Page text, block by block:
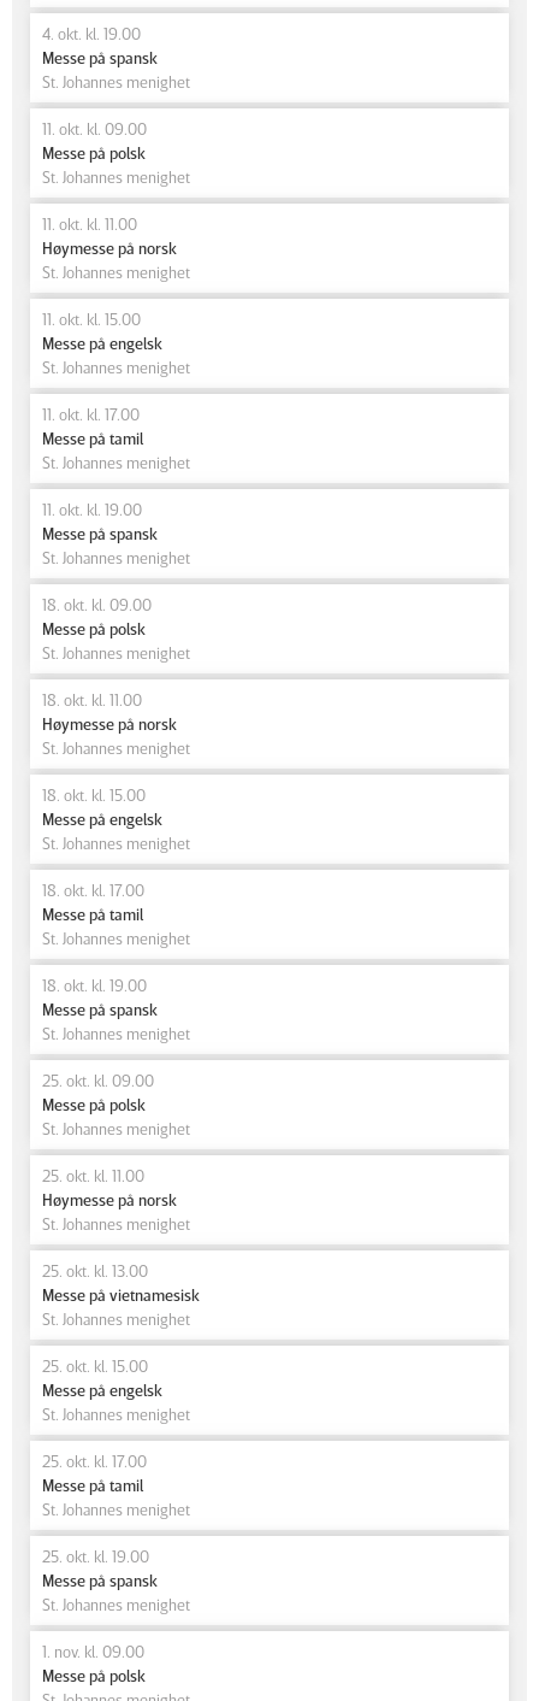
4. okt. kl. 19.00
Messe på spansk
St. Johannes menighet
11. okt. kl. 09.00
Messe på polsk
St. Johannes menighet
11. okt. kl. 11.00
Høymesse på norsk
St. Johannes menighet
11. okt. kl. 15.00
Messe på engelsk
St. Johannes menighet
11. okt. kl. 17.00
Messe på tamil
St. Johannes menighet
11. okt. kl. 19.00
Messe på spansk
St. Johannes menighet
18. okt. kl. 09.00
Messe på polsk
St. Johannes menighet
18. okt. kl. 11.00
Høymesse på norsk
St. Johannes menighet
18. okt. kl. 15.00
Messe på engelsk
St. Johannes menighet
18. okt. kl. 17.00
Messe på tamil
St. Johannes menighet
18. okt. kl. 19.00
Messe på spansk
St. Johannes menighet
25. okt. kl. 09.00
Messe på polsk
St. Johannes menighet
25. okt. kl. 11.00
Høymesse på norsk
St. Johannes menighet
25. okt. kl. 13.00
Messe på vietnamesisk
St. Johannes menighet
25. okt. kl. 15.00
Messe på engelsk
St. Johannes menighet
25. okt. kl. 17.00
Messe på tamil
St. Johannes menighet
25. okt. kl. 19.00
Messe på spansk
St. Johannes menighet
1. nov. kl. 09.00
Messe på polsk